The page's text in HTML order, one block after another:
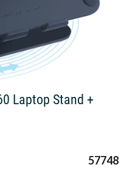
Laptop Stand +
57748